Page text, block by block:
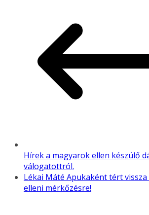
Hírek a magyarok ellen készülő
válogatottról.
Lékai Máté Apukaként tért vissza
elleni mérkőzésre!